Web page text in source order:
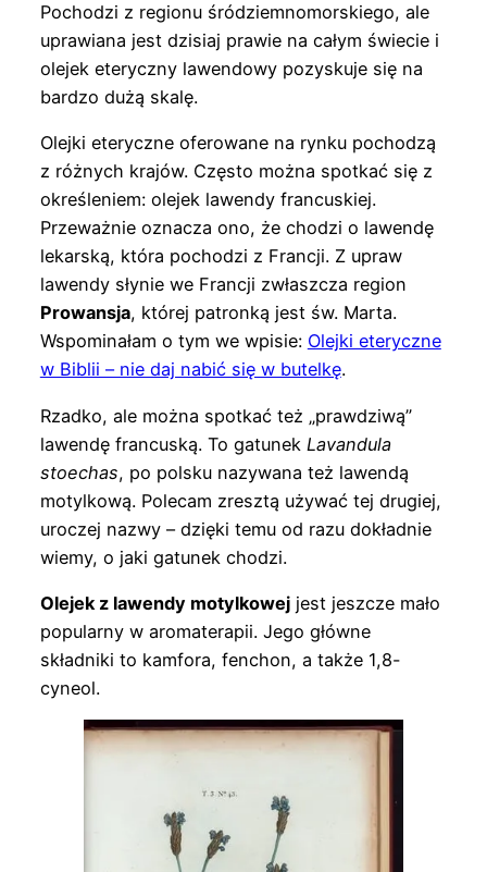
Pochodzi z regionu śródziemnomorskiego, ale
uprawiana jest dzisiaj prawie na całym świecie i
olejek eteryczny lawendowy pozyskuje się na
bardzo dużą skalę.
Olejki eteryczne oferowane na rynku pochodzą
z różnych krajów. Często można spotkać się z
określeniem: olejek lawendy francuskiej.
Przeważnie oznacza ono, że chodzi o lawendę
lekarską, która pochodzi z Francji. Z upraw
lawendy słynie we Francji zwłaszcza region
Prowansja, której patronką jest św. Marta.
Wspominałam o tym we wpisie: Olejki eteryczne
w Biblii – nie daj nabić się w butelkę.
Rzadko, ale można spotkać też „prawdziwą”
lawendę francuską. To gatunek Lavandula
stoechas, po polsku nazywana też lawendą
motylkową. Polecam zresztą używać tej drugiej,
uroczej nazwy – dzięki temu od razu dokładnie
wiemy, o jaki gatunek chodzi.
Olejek z lawendy motylkowejjest jeszcze mało
popularny w aromaterapii. Jego główne
składniki to kamfora, fenchon, a także 1,8-
cyneol.